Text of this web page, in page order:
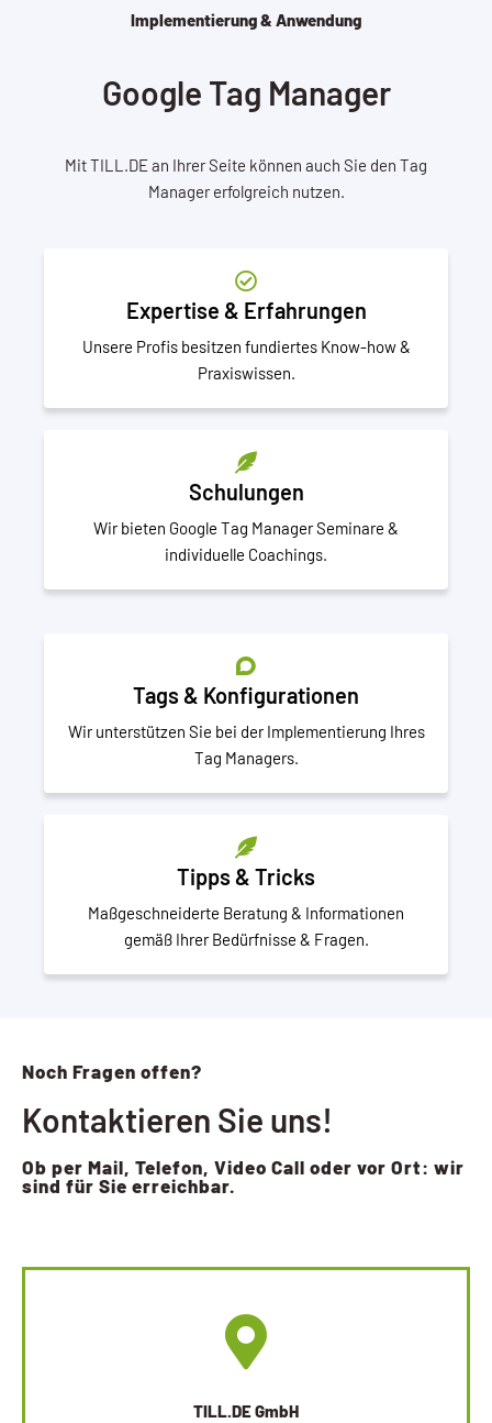
Implementierung & Anwendung
Google Tag Manager
Mit TILL.DE an Ihrer Seite können auch Sie den Tag
Manager erfolgreich nutzen.
Expertise & Erfahrungen
Unsere Profis besitzen fundiertes Know-how &
Praxiswissen.
Schulungen
Wir bieten Google Tag Manager Seminare &
individuelle Coachings.
Tags & Konfigurationen
Wir unterstützen Sie bei der Implementierung Ihres
Tag Managers.
Tipps & Tricks
Maßgeschneiderte Beratung & Informationen
gemäß Ihrer Bedürfnisse & Fragen.
Noch Fragen offen?
Kontaktieren Sie uns!
Ob per Mail, Telefon, Video Call oder vor Ort: wir
sind für Sie erreichbar.
TILL.DE GmbH